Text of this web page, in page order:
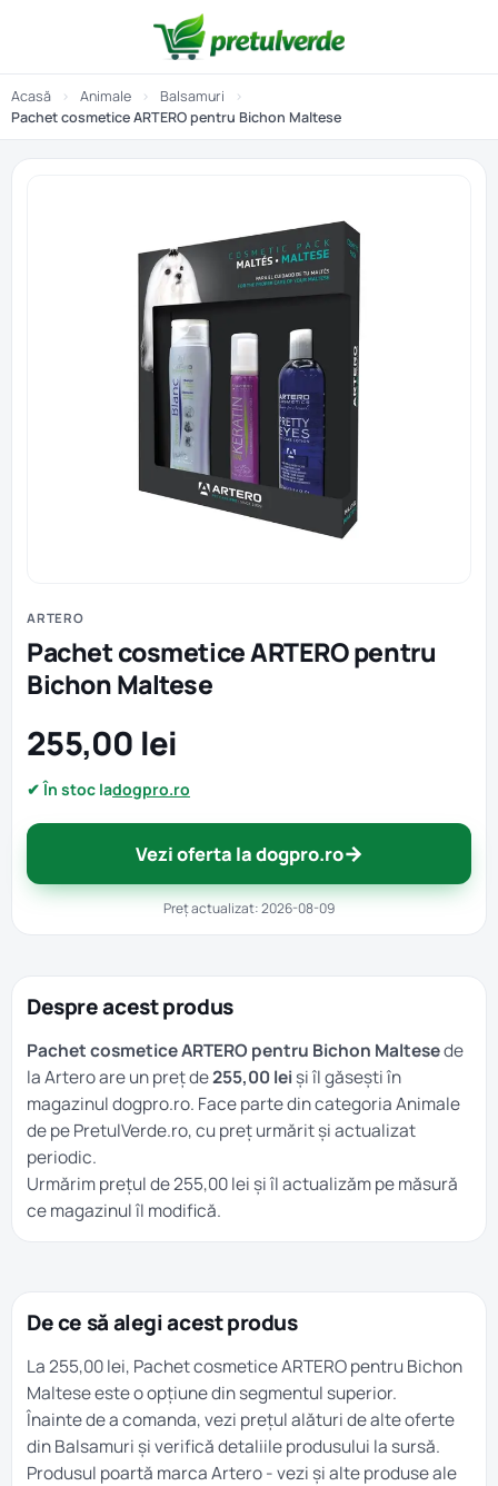
Acasă › Animale › Balsamuri
›
Pachet cosmetice ARTERO pentru Bichon Maltese
ARTERO
Pachet cosmetice ARTERO pentru
Bichon Maltese
255,00 lei
✔ În stoc ladogpro.ro
Vezi oferta la dogpro.ro→
Preț actualizat: 2026-08-09
Despre acest produs
Pachet cosmetice ARTERO pentru Bichon Maltesede
la Artero are un preț de255,00 lei și îl găsești în
magazinul dogpro.ro. Face parte din categoriaAnimale
de pe PretulVerde.ro, cu preț urmărit și actualizat
periodic.
Urmărim prețul de 255,00 lei și îl actualizăm pe măsură
ce magazinul îl modifică.
De ce să alegi acest produs
La 255,00 lei, Pachet cosmetice ARTERO pentru Bichon
Maltese este o opțiune din segmentul superior.
Înainte de a comanda, vezi prețul alături de alte oferte
dinBalsamuri și verifică detaliile produsului la sursă.
Produsul poartă marcaArtero- vezi și alte produse ale